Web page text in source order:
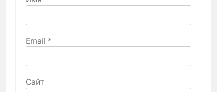
Email *
Сайт